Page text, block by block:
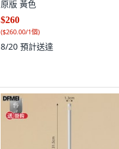
原版 黃色
$260
($260.00/1個)
8/20 預計送達